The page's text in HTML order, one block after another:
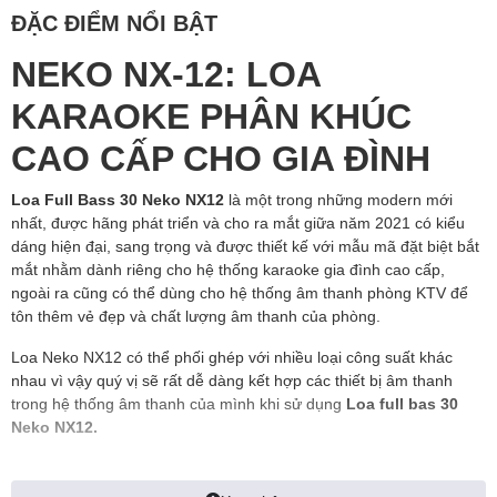
ĐẶC ĐIỂM NỔI BẬT
NEKO NX-12: LOA
KARAOKE PHÂN KHÚC
CAO CẤP CHO GIA ĐÌNH
Loa Full Bass 30 Neko NX12 là một trong những modern mới
nhất, được hãng phát triển và cho ra mắt giữa năm 2021 có kiểu
dáng hiện đại, sang trọng và được thiết kế với mẫu mã đặt biệt bắt
mắt nhằm dành riêng cho hệ thống karaoke gia đình cao cấp,
ngoài ra cũng có thể dùng cho hệ thống âm thanh phòng KTV để
tôn thêm vẻ đẹp và chất lượng âm thanh của phòng.
Loa Neko NX12 có thể phối ghép với nhiều loại công suất khác
nhau vì vậy quý vị sẽ rất dễ dàng kết hợp các thiết bị âm thanh
trong hệ thống âm thanh của mình khi sử dụng Loa full bas 30
Neko NX12.